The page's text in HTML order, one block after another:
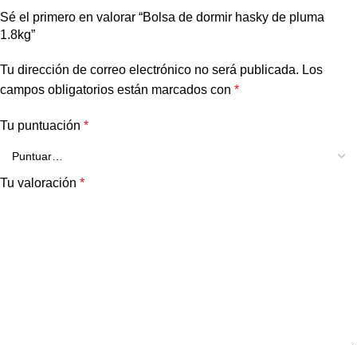
Sé el primero en valorar “Bolsa de dormir hasky de pluma
1.8kg”
Tu dirección de correo electrónico no será publicada. Los
campos obligatorios están marcados con *
Tu puntuación *
Tu valoración *